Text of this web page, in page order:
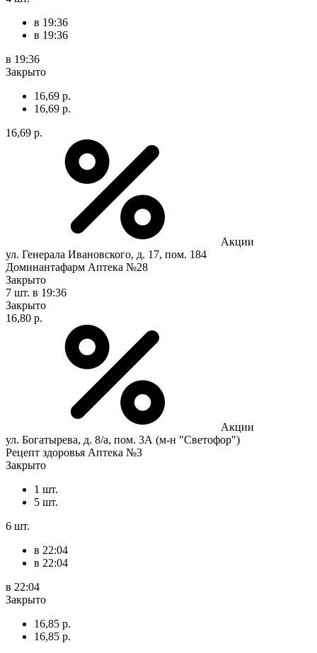
в 19:36
в 19:36
в 19:36
Закрыто
16,69 р.
16,69 р.
16,69 р.
Акции
ул. Генерала Ивановского, д. 17, пом. 184
Доминантафарм Аптека №28
Закрыто
7 шт. в 19:36
Закрыто
16,80 р.
Акции
ул. Богатырева, д. 8/а, пом. 3А (м-н "Светофор")
Рецепт здоровья Аптека №3
Закрыто
1 шт.
5 шт.
6 шт.
в 22:04
в 22:04
в 22:04
Закрыто
16,85 р.
16,85 р.